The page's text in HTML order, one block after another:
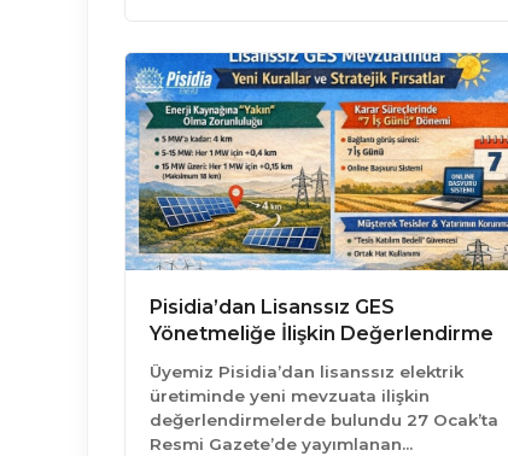
Pisidia’dan Lisanssız GES
Yönetmeliğe İlişkin Değerlendirme
Üyemiz Pisidia’dan lisanssız elektrik
üretiminde yeni mevzuata ilişkin
değerlendirmelerde bulundu 27 Ocak’ta
Resmi Gazete’de yayımlanan…